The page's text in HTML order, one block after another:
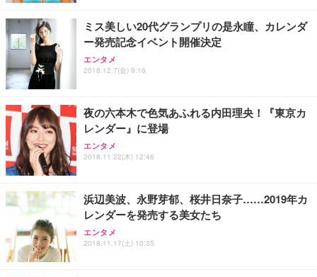
ョン PCチェア 通気性メッシュ ゲーミング/勉強/事
務用 おしゃれ パソコンチェア (ブラック)
Sezlife オフィスチェア デスクチェア 疲れない テレ
ワーク チェア 強化バックレスト 30度ロッキング機
能 人間工学 椅子 腰サポート 90度跳ね上げ式アーム
務用 おしゃれ パソコンチェア (ホワイト)
ANDWINT オフィスチェア デスクチェア 肘なし メ
ッシュ 通気性 ランバーサポート付き 腰サポート ガ
ス圧無段階昇降 360度回転 キャスター付き コンパク
【整備済み品】Dell E2724HS 27インチ 液晶モニタ
ー フルHD（1920×1080）VA 非光沢 HDMI/DisplayP
ort/VGA スピーカー内蔵 高さ調整 スイベル VESA対
【MiniLED/24.5inch/280Hz/FHD】GRAPHT THE S
HOOTER Gaming Monitor 24” Essential ゲーミン
グモニター QD 24.5インチ 1ms FHD 量子ドット 残
Smart Basic(スマートベーシック) 【Amazon.co.jp
限定】 Smart Basic アイリスオーヤマ ペットシーツ
超厚型 お徳用 ワイド 100枚入 (x 1) (ケース販売)
アイリスオーヤマ ペットシーツ 超厚型 お徳用 レギ
ュラー 200枚入【Amazon.co.jp限定】
ミス美しい20代グランプリの是永瞳、カレンダ
ー発売記念イベント開催決定
エンタメ
2018.12.7(金) 9:16
夜の六本木で色気あふれる内田理央！『東京カ
レンダー』に登場
エンタメ
2018.11.22(木) 12:46
浜辺美波、永野芽郁、桜井日奈子……2019年カ
レンダーを発売する美女たち
エンタメ
2018.11.17(土) 10:35